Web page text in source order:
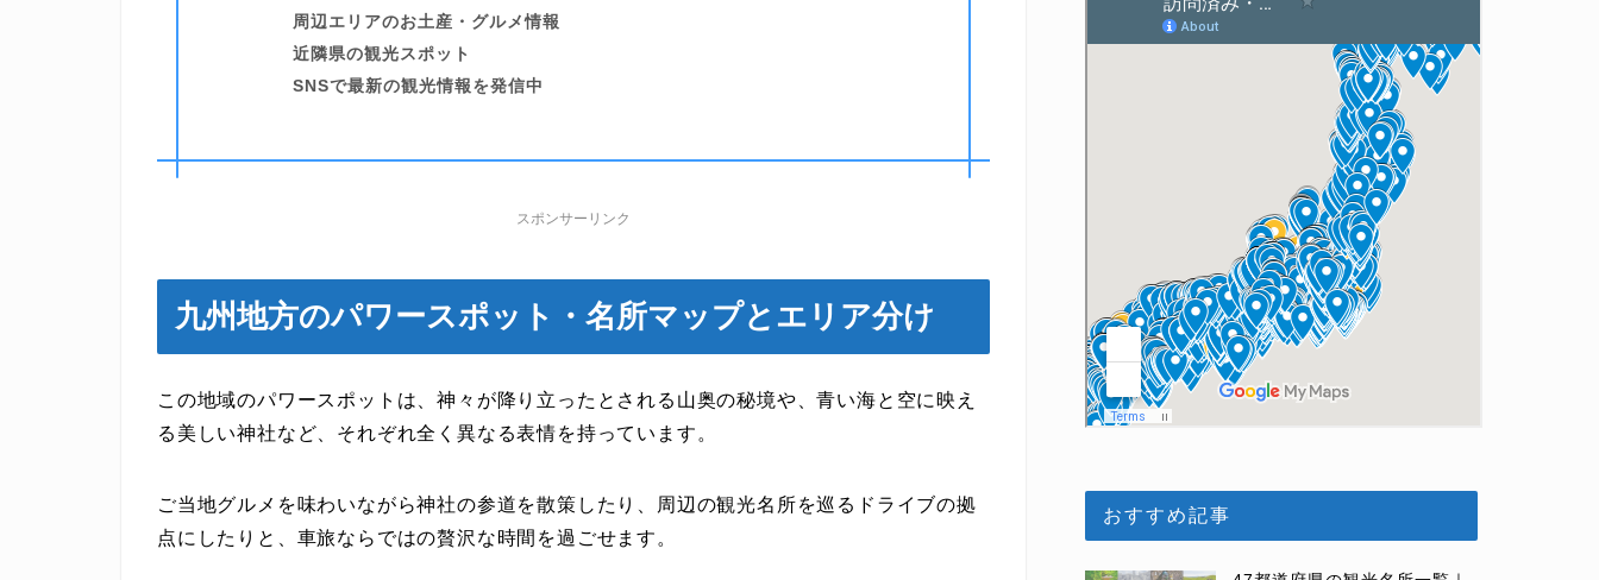
周辺エリアのお土産・グルメ情報
近隣県の観光スポット
SNSで最新の観光情報を発信中
スポンサーリンク
九州地方のパワースポット・名所マップとエリア分け
この地域のパワースポットは、神々が降り立ったとされる山奥の秘境や、青い海と空に映え
る美しい神社など、それぞれ全く異なる表情を持っています。
ご当地グルメを味わいながら神社の参道を散策したり、周辺の観光名所を巡るドライブの拠
点にしたりと、車旅ならではの贅沢な時間を過ごせます。
おすすめ記事